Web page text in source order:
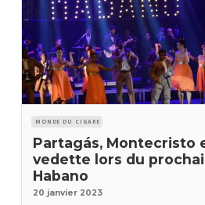
MONDE DU CIGARE
Partagás, Montecristo
vedette lors du
Habano
20 janvier 2023